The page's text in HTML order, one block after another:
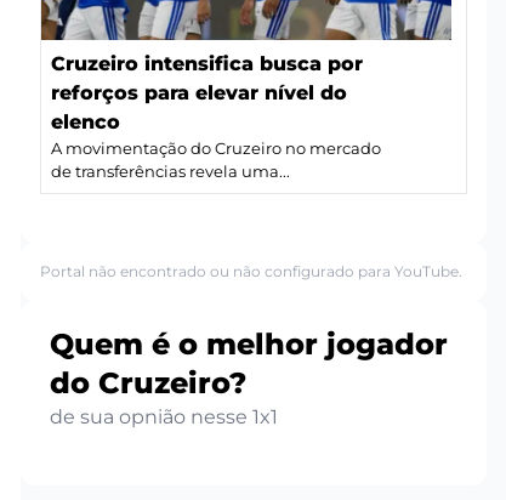
Cruzeiro intensifica busca por
reforços para elevar nível do
elenco
A movimentação do Cruzeiro no mercado
de transferências revela uma...
Portal não encontrado ou não configurado para YouTube.
Quem é o melhor jogador
do Cruzeiro?
de sua opnião nesse 1x1